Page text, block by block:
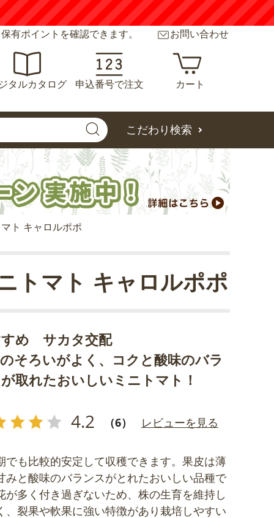
はこちら
有ポイントを確認できます。 お問い合わせ
タルカタログ 申込番号で注文 カート
こだわり検索
ト キャロルポポ
すめ サカタ交配
そろいがよく、コクと酸味のバラ
取れたおいしいミニトマト！
4.2 （6） レビューを見る
トマト キャロルポポ
でも比較的安定して収穫できます。果皮は薄
みと酸味のバランスがとれたおいしい品種で
が多く付き過ぎないため、株の生育を維持し
、裂果や軟果に強い特徴があり栽培しやすい